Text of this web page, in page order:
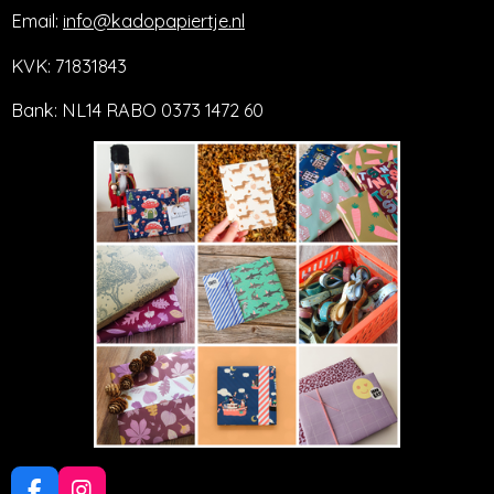
Email: info@kadopapiertje.nl
KVK: 71831843
Bank: NL14 RABO 0373 1472 60